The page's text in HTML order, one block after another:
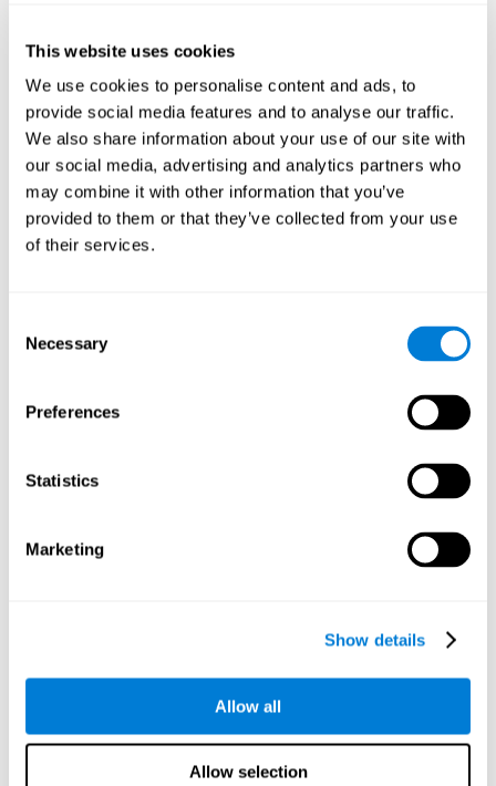
This website uses cookies
We use cookies to personalise content and ads, to
provide social media features and to analyse our traffic.
We also share information about your use of our site with
our social media, advertising and analytics partners who
may combine it with other information that you’ve
provided to them or that they’ve collected from your use
of their services.
Selection
Necessary
Preferences
Statistics
Marketing
Show details
Allow all
Allow selection
С другой стороны,
Тип игры
Превентивные игры(которые поддерживают
активность пользователя с целью замедления развития
симптомов деменции),Реабилитационные игры
(которые обладают терапевтической функцией и
направлены на восстановление здоровья
пользователя),Оценочные игры(которые
предоставляют прямые данные о состоянии здоровья
пользователя) и Образовательные игры(которые
направлены на просвещение пользователя о
И, наконец,
, подразделяющийся на
Потенциальные пациенты
состояние здоровья которых находится на критическом
Пациенты
(часть населения, не
имеющая непосредственное отношение к деменции) и
которые не являются пациентами, но жизнь которых
профессионально связана с деменцией, такие как
В связи с тем, что наиболее распространёнными
рассуждением, коммуникацией, ориентацией и
повседневной адаптацией, а также изменения личности,
тревожность, депрессия, подозрительность, галлюцинации и
компульсивное поведение,игры, направленные на работу
с когнитивными способностями, приобретают особое